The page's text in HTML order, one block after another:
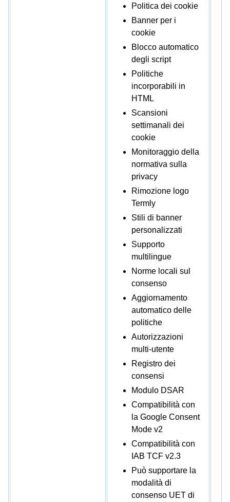
Politica dei cookie
Banner per i
cookie
Blocco automatico
degli script
Politiche
incorporabili in
HTML
Scansioni
settimanali dei
cookie
Monitoraggio della
normativa sulla
privacy
Rimozione logo
Termly
Stili di banner
personalizzati
Supporto
multilingue
Norme locali sul
consenso
Aggiornamento
automatico delle
politiche
Autorizzazioni
multi-utente
Registro dei
consensi
Modulo DSAR
Compatibilità con
la Google Consent
Mode v2
Compatibilità con
IAB TCF v2.3
Può supportare la
modalità di
consenso UET di